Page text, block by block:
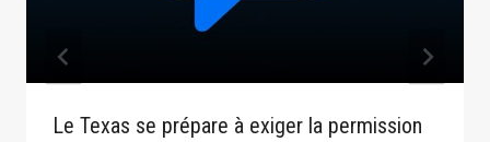
Le Texas se prépare à exiger la permission